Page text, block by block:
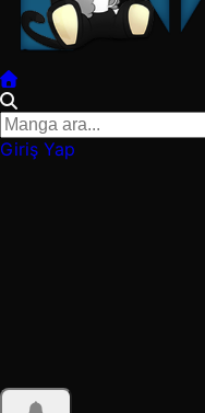
Giriş Yap